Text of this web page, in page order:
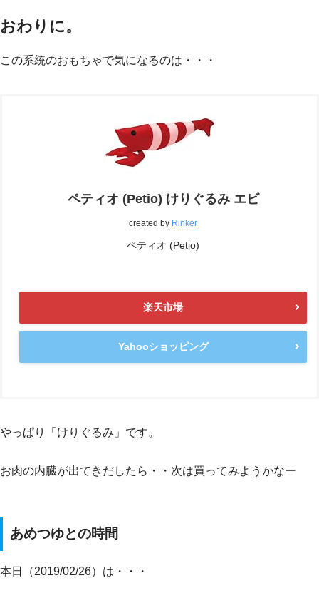
おわりに。
この系統のおもちゃで気になるのは・・・
ペティオ (Petio) けりぐるみ エビ
created by Rinker
ペティオ (Petio)
楽天市場
Yahooショッピング
やっぱり「けりぐるみ」です。
お肉の内臓が出てきだしたら・・次は買ってみようかなー
あめつゆとの時間
本日（2019/02/26）は・・・